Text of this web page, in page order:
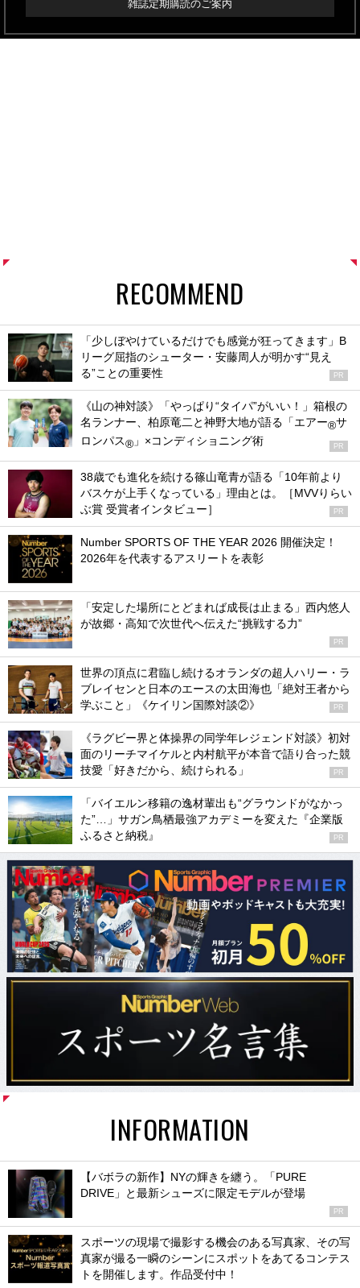
雑誌定期購読のご案内
RECOMMEND
「少しぼやけているだけでも感覚が狂ってきます」B
リーグ屈指のシューター・安藤周人が明かす“見え
る”ことの重要性
PR
《山の神対談》「やっぱり“タイパ”がいい！」箱根の
名ランナー、柏原竜二と神野大地が語る「エアー®サ
ロンパス® 」×コンディショニング術 PR
38歳でも進化を続ける篠山竜青が語る「10年前より
バスケが上手くなっている」理由とは。［MVVりらい
ぶ賞 受賞者インタビュー］
PR
Number SPORTS OF THE YEAR 2026 開催決定！
2026年を代表するアスリートを表彰
「安定した場所にとどまれば成長は止まる」西内悠人
が故郷・高知で次世代へ伝えた“挑戦する力”
PR
世界の頂点に君臨し続けるオランダの超人ハリー・ラ
ブレイセンと日本のエースの太田海也「絶対王者から
学ぶこと」《ケイリン国際対談②》
PR
《ラグビー界と体操界の同学年レジェンド対談》初対
面のリーチマイケルと内村航平が本音で語り合った競
技愛「好きだから、続けられる」
PR
「バイエルン移籍の逸材輩出も“グラウンドがなかっ
た”…」サガン鳥栖最強アカデミーを変えた『企業版
ふるさと納税』
PR
INFORMATION
【バボラの新作】NYの輝きを纏う。「PURE
DRIVE」と最新シューズに限定モデルが登場
PR
スポーツの現場で撮影する機会のある写真家、その写
真家が撮る一瞬のシーンにスポットをあてるコンテス
トを開催します。作品受付中！